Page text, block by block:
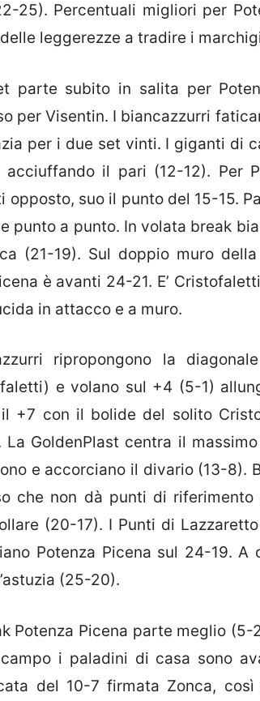
25). Percentuali migliori per
leggerezze a tradire i
parte subito in salita per
per Visentin. I biancazzurri
per i due set vinti. I giganti di
il pari (12-12). Per
opposto, suo il punto del 15-15.
punto a punto. In volata break
(21-19). Sul doppio muro
è avanti 24-21. E’
in attacco e a muro.
ripropongono la
e volano sul +4 (5-1)
+7 con il bolide del solito
La GoldenPlast centra il
e accorciano il divario (13-8).
che non dà punti di
(20-17). I Punti di
Potenza Picena sul 24-19. A
(25-20).
Potenza Picena parte meglio (5-
i paladini di casa sono
del 10-7 firmata Zonca,